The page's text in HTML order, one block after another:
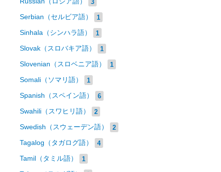
Serbian（セルビア語） 1
Sinhala（シンハラ語） 1
Slovak（スロバキア語） 1
Slovenian（スロベニア語） 1
Somali（ソマリ語） 1
Spanish（スペイン語） 6
Swahili（スワヒリ語） 2
Swedish（スウェーデン語） 2
Tagalog（タガログ語） 4
Tamil（タミル語） 1